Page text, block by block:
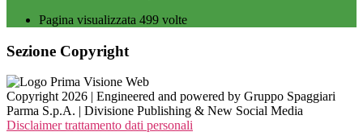
Pagina visualizzata 499 volte
Sezione Copyright
Copyright 2026 | Engineered and powered by Gruppo Spaggiari
Parma S.p.A. | Divisione Publishing & New Social Media
Disclaimer trattamento dati personali